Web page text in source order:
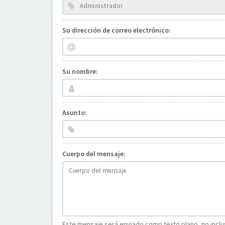
Su dirección de correo electrónico:
Su nombre:
Asunto:
Cuerpo del mensaje: